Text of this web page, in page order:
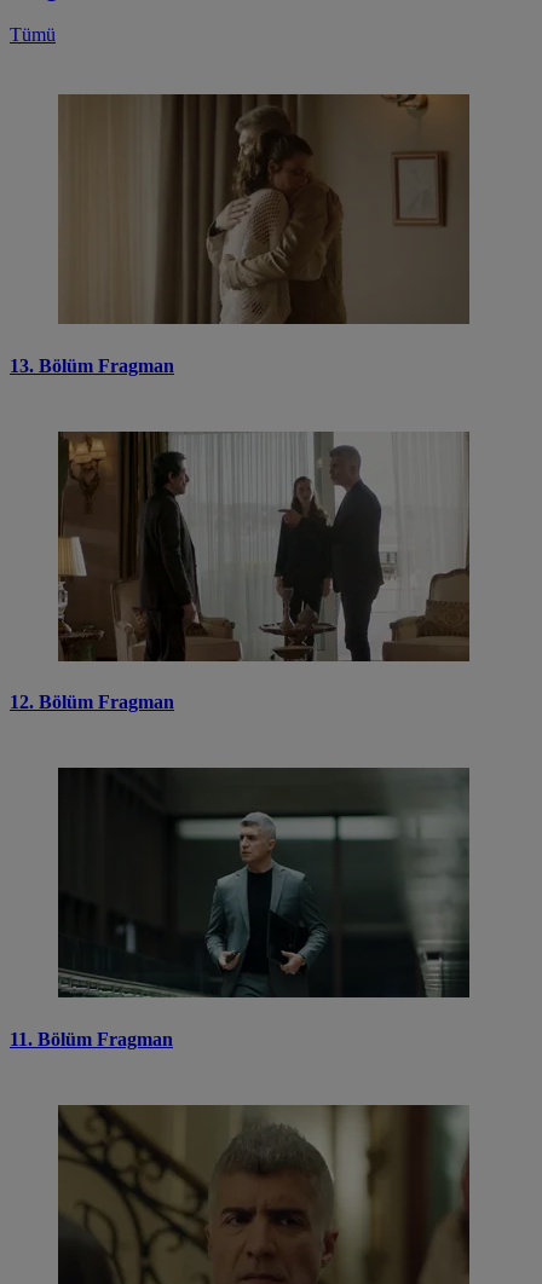
Tümü
13. Bölüm Fragman
12. Bölüm Fragman
11. Bölüm Fragman